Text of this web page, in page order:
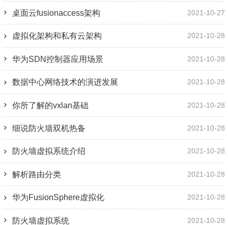
桌面云fusionaccess架构 2021-10-27
虚拟化架构和私有云架构 2021-10-28
华为SDN控制器应用场景 2021-10-28
数据中心网络技术的演进发展 2021-10-28
你所了解的vxlan基础 2021-10-28
细说防火墙双机热备 2021-10-28
防火墙虚拟系统介绍 2021-10-28
解析路由分类 2021-10-28
华为FusionSphere虚拟化 2021-10-28
防火墙虚拟系统 2021-10-28